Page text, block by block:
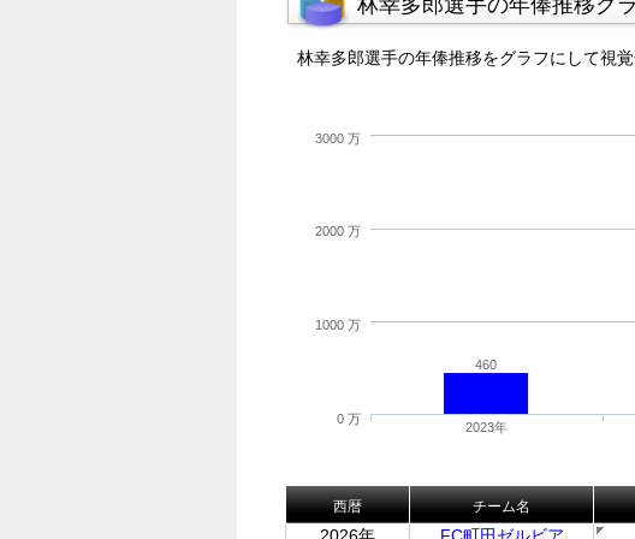
林幸多郎選手の年俸推移をグラフにして視
460
2023年
0 万
1000 万
2000 万
3000 万
西暦 チーム名
2026年 FC町田ゼルビア